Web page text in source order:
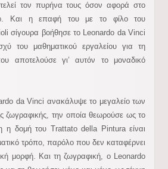
τον πυρήνα τους όσον αφορά στο
Και η επαφή του με το φίλο του
σίγουρα βοήθησε το Leonardo da Vinci
του μαθηματικού εργαλείου για τη
αποτελούσε γι’ αυτόν το μοναδικό
da Vinci ανακάλυψε το μεγαλείο των
ζωγραφικής, την οποία θεωρούσε ως το
η δομή του Trattato della Pintura είναι
τρόπο, παρόλο που δεν καταφέρνει
μορφή. Και τη ζωγραφική, ο Leonardo